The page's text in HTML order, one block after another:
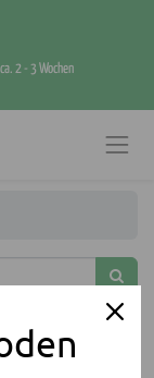
2 - 3 Wochen